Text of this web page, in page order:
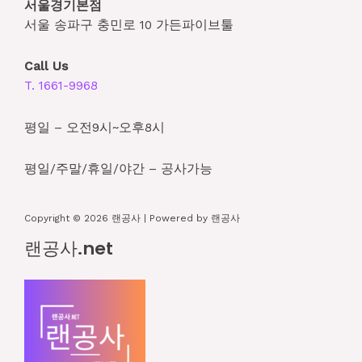
서울경기본점
서울 송파구 충민로 10 가든파이브툴
Call Us
T. 1661-9968
평일 – 오전9시~오후8시
평일/주말/휴일/야간 – 공사가능
Copyright © 2026 랜공사 | Powered by 랜공사
랜공사.net